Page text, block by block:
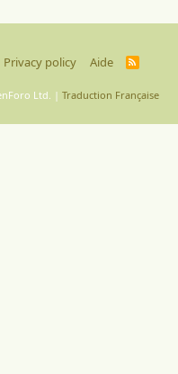
Privacy policy Aide
R
S
Ltd. | Traduction Française